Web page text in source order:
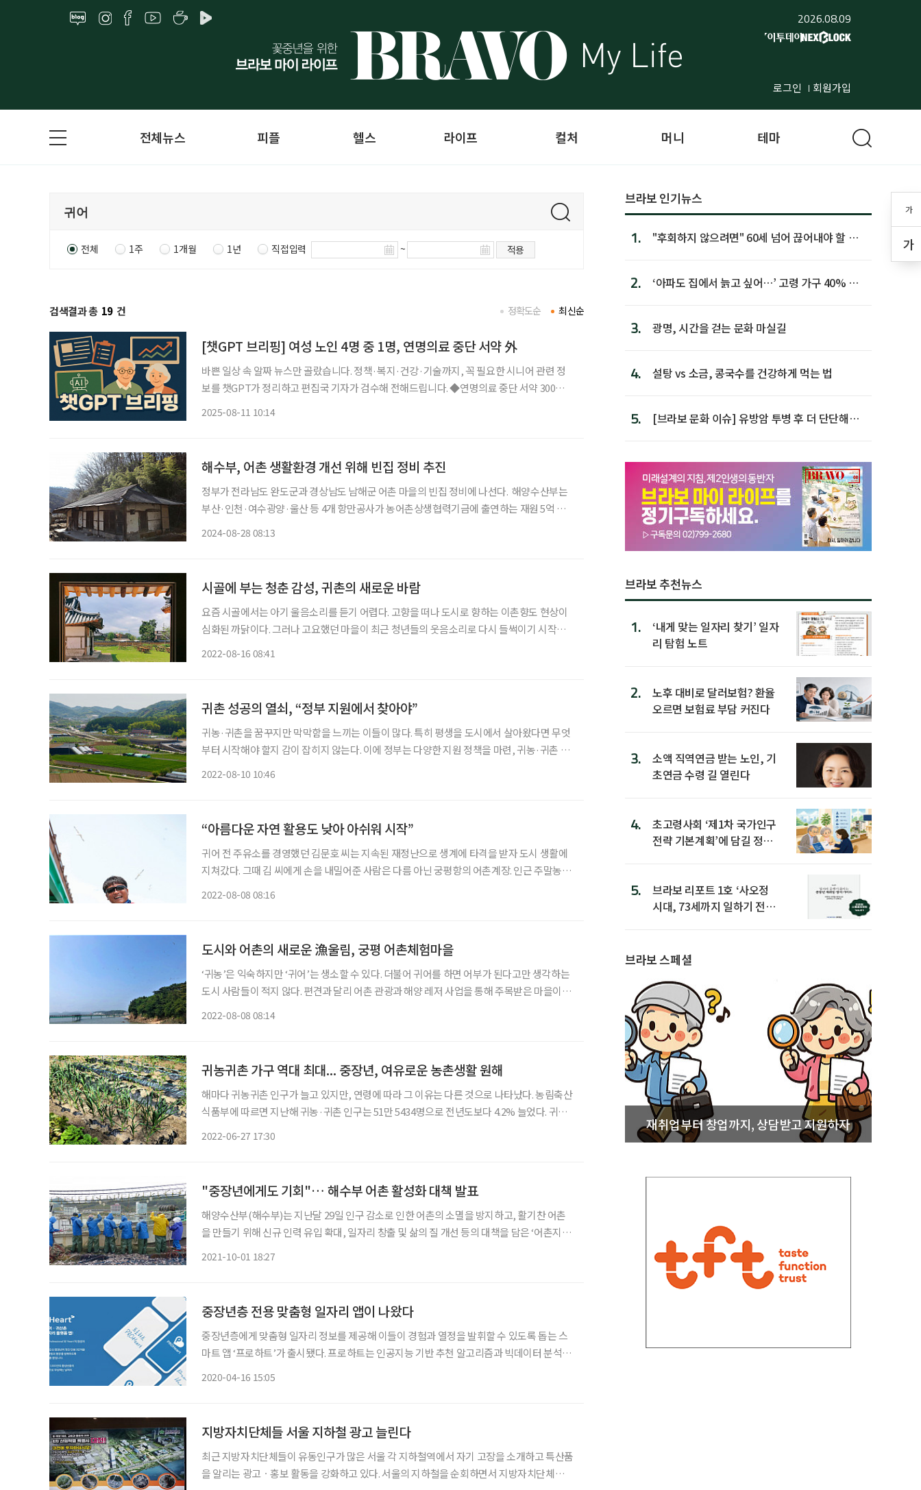
2026.08.09
로그인 회원가입
가
가
전체뉴스 피플 헬스 라이프 컬처 머니 테마
전체 1주 1개월 1년 직접입력 ~ 적용
검색결과 총 19 건 최신순
정확도순
[챗GPT 브리핑] 여성 노인 4명 중 1명, 연명의료 중단 서약 外
바쁜 일상 속 알짜 뉴스만 골랐습니다. 정책·복지·건강·기술까지, 꼭 필요한 시니어 관련 정
보를 챗GPT가 정리하고 편집국 기자가 검수해 전해드립니다. ◆연명의료 중단 서약 300만
2025-08-11 10:14
해수부, 어촌 생활환경 개선 위해 빈집 정비 추진
정부가 전라남도 완도군과 경상남도 남해군 어촌 마을의 빈집 정비에 나선다. 해양수산부는
부산·인천·여수광양·울산 등 4개 항만공사가 농어촌상생협력기금에 출연하는 재원 5억 원
2024-08-28 08:13
시골에 부는 청춘 감성, 귀촌의 새로운 바람
요즘 시골에서는 아기 울음소리를 듣기 어렵다. 고향을 떠나 도시로 향하는 이촌향도 현상이
심화된 까닭이다. 그러나 고요했던 마을이 최근 청년들의 웃음소리로 다시 들썩이기 시작했
2022-08-16 08:41
귀촌 성공의 열쇠, “정부 지원에서 찾아야”
귀농·귀촌을 꿈꾸지만 막막함을 느끼는 이들이 많다. 특히 평생을 도시에서 살아왔다면 무엇
부터 시작해야 할지 감이 잡히지 않는다. 이에 정부는 다양한 지원 정책을 마련, 귀농·귀촌 인
2022-08-10 10:46
“아름다운 자연 활용도 낮아 아쉬워 시작”
귀어 전 주유소를 경영했던 김문호 씨는 지속된 재정난으로 생계에 타격을 받자 도시 생활에
지쳐갔다. 그때 김 씨에게 손을 내밀어준 사람은 다름 아닌 궁평항의 어촌계장. 인근 주말농장
2022-08-08 08:16
도시와 어촌의 새로운 漁울림, 궁평 어촌체험마을
‘귀농’은 익숙하지만 ‘귀어’는 생소할 수 있다. 더불어 귀어를 하면 어부가 된다고만 생각하는
도시 사람들이 적지 않다. 편견과 달리 어촌 관광과 해양 레저 사업을 통해 주목받은 마을이 있
2022-08-08 08:14
귀농귀촌 가구 역대 최대... 중장년, 여유로운 농촌생활 원해
해마다 귀농귀촌 인구가 늘고 있지만, 연령에 따라 그 이유는 다른 것으로 나타났다. 농림축산
식품부에 따르면 지난해 귀농·귀촌 인구는 51만 5434명으로 전년도보다 4.2% 늘었다. 귀농
2022-06-27 17:30
"중장년에게도 기회"… 해수부 어촌 활성화 대책 발표
해양수산부(해수부)는 지난달 29일 인구 감소로 인한 어촌의 소멸을 방지하고, 활기찬 어촌
을 만들기 위해 신규 인력 유입 확대, 일자리 창출 및 삶의 질 개선 등의 대책을 담은 ‘어촌지역
2021-10-01 18:27
중장년층 전용 맞춤형 일자리 앱이 나왔다
중장년층에게 맞춤형 일자리 정보를 제공해 이들이 경험과 열정을 발휘할 수 있도록 돕는 스
마트 앱 ‘프로하트’가 출시됐다. 프로하트는 인공지능 기반 추천 알고리즘과 빅데이터 분석을
2020-04-16 15:05
지방자치단체들 서울 지하철 광고 늘린다
최근 지방자치단체들이 유동인구가 많은 서울 각 지하철역에서 자기 고장을 소개하고 특산품
을 알리는 광고ㆍ홍보 활동을 강화하고 있다. 서울의 지하철을 순회하면서 지방자치단체의
브라보 인기뉴스
1.
"후회하지 않으려면" 60세 넘어 끊어내야 할 사
2.
‘아파도 집에서 늙고 싶어…’ 고령 가구 40% 노
3. 광명, 시간을 걷는 문화 마실길
4. 설탕 vs 소금, 콩국수를 건강하게 먹는 법
5.
[브라보 문화 이슈] 유방암 투병 후 더 단단해진
브라보 추천뉴스
1.
‘내게 맞는 일자리 찾기’ 일자
리 탐험 노트
2.
노후 대비로 달러보험? 환율
오르면 보험료 부담 커진다
3.
소액 직역연금 받는 노인, 기
초연금 수령 길 열린다
4.
초고령사회 ‘제1차 국가인구
전략 기본계획’에 담길 정책
5.
브라보 리포트 1호 ‘사오정
시대, 73세까지 일하기 전략’
브라보 스페셜
재취업부터 창업까지, 상담받고 지원하자